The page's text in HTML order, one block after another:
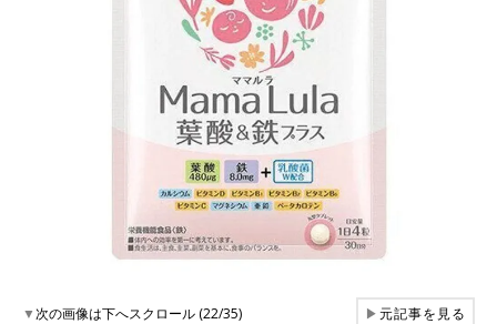
▼次の画像は下へスクロール (22/35) ▶元記事を見る